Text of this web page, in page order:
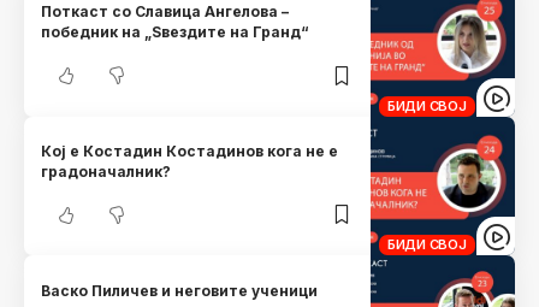
БИДИ СВОЈ
Поткаст со Славица Ангелова –
победник на „Ѕвездите на Гранд“
БИДИ СВОЈ
Кој е Костадин Костадинов кога не е
градоначалник?
Васко Пиличев и неговите ученици